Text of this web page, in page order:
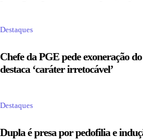
Destaques
Chefe da PGE pede exoneração
destaca ‘caráter irretocável’
Destaques
Dupla é presa por pedofilia e